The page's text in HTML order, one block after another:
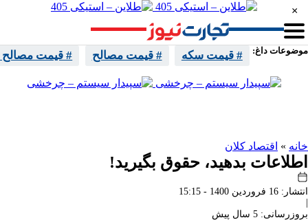
موضوعات داغ: # قیمت سکه # قیمت مصالح # قیمت مصالح
×
خانه » اقتصاد کلان
اطلاعات بدهید، حقوق بگیرید!
انتشار: 16 فروردین 1400 - 15:15
بروزرسانی: 5 سال پیش